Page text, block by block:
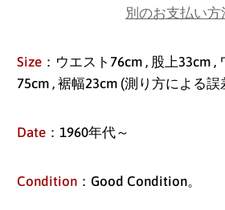
別のお支払い方
Size ：ウエスト76cm , 股上33cm ,
75cm , 裾幅23cm (測り方による
Date ：1960年代～
Condition ：Good Condition。